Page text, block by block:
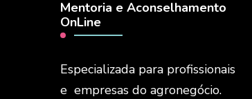
Mentoria e Aconselhamento
OnLine
Especializada para profissionais
e empresas do agronegócio.